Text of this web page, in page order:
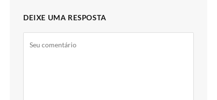
DEIXE UMA RESPOSTA